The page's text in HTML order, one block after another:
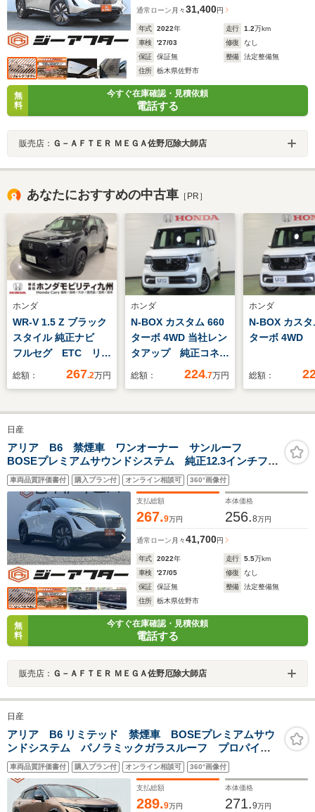
通常ローン 月々31,400円
年式 2022年 走行 1.2万km
車検
'27/03 修復
なし
保証
保証無 整備
法定整備無
住所
栃木県佐野市
無
料
今すぐ在庫確認・見積依頼
電話する
販売店： Ｇ－ＡＦＴＥＲ ＭＥＧＡ佐野厄除大師店
あなたにおすすめの中古車 ［PR］
ホンダ
WR-V 1.5 Z ブラック
スタイル 純正ナビ
フルセグ ETC リア
総額： 267.2万円
ホンダ
N-BOX カスタム 660
ターボ 4WD 当社レン
タアップ 純正コネク
トナビ リアカメラ
ト 純正ドラレコ
イドドア VSA
CSRS 夏冬タイヤ
総額： 224.7万円
ホンダ
N-BOX カス
ターボ 4WD
総額：
日産
アリア B6 禁煙車 ワンオーナー サンルーフ
BOSEプレミアムサウンドシステム 純正12.3インチフル
セグナビ 全周囲カメラ シートヒーター パワーシー
ト 電動リアゲート オートマチックハイビーム
ETC2.0
車両品質評価書付 購入プラン付 オンライン相談可 360°画像付
支払総額
267.9万円
本体価格
256.8万円
通常ローン 月々41,700円
年式 2022年 走行 5.5万km
車検
'27/05 修復
なし
保証
保証無 整備
法定整備無
住所
栃木県佐野市
無
料
今すぐ在庫確認・見積依頼
電話する
販売店： Ｇ－ＡＦＴＥＲ ＭＥＧＡ佐野厄除大師店
日産
アリア B6 リミテッド 禁煙車 BOSEプレミアムサウ
ンドシステム パノラミックガラスルーフ プロパイロ
ット2.0 ヘッドアップディスプレイ ブルーグレーナッ
パ革シート シートベンチレーション アラウンドビ
ューモニター
車両品質評価書付 購入プラン付 オンライン相談可 360°画像付
支払総額
289.9万円
本体価格
271.9万円